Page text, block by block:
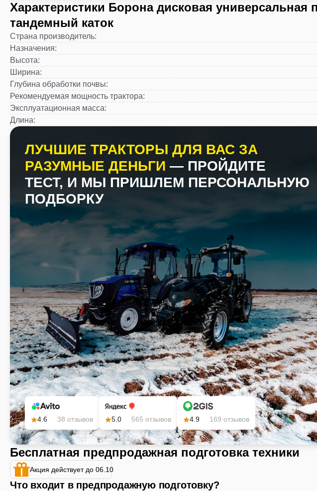
Характеристики Борона дисковая
тандемный каток
Страна производитель:
Назначения:
Высота:
Ширина:
Глубина обработки почвы:
Рекомендуемая мощность трактора:
Эксплуатационная масса:
Длина:
ЛУЧШИЕ ТРАКТОРЫ ДЛЯ ВАС ЗА
РАЗУМНЫЕ ДЕНЬГИ — ПРОЙДИТЕ
ТЕСТ, И МЫ ПРИШЛЕМ ПЕРСОНАЛЬНУЮ
ПОДБОРКУ
4.6 38 отзывов 5.0 565 отзывов 4.9 169 отзывов
Бесплатная предпродажная подготовка техники
Акция действует до 06.10
Что входит в предпродажную подготовку?